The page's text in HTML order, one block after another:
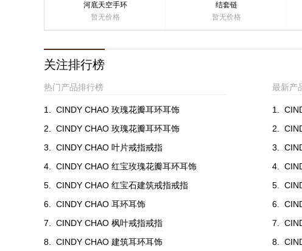
河底天空手环
暂无价格
结套链
暂无价格
关注排行榜
热门产品排行榜
1.
CINDY CHAO 玫瑰花瓣耳环耳饰
2.
CINDY CHAO 玫瑰花瓣耳环耳饰
3.
CINDY CHAO 叶片戒指戒指
4.
CINDY CHAO 红宝玫瑰花瓣耳环耳饰
5.
CINDY CHAO 红宝石建筑戒指戒指
6.
CINDY CHAO 耳环耳饰
7.
CINDY CHAO 枫叶戒指戒指
8.
CINDY CHAO 建筑耳环耳饰
最新产
1.
2.
3.
4.
5.
6.
7.
8.